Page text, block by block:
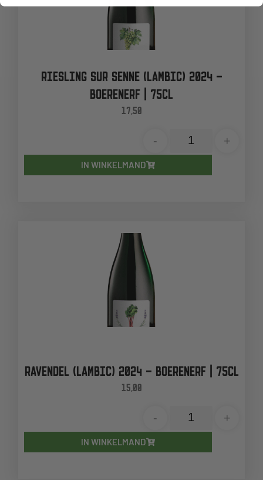
RIESLING SUR SENNE (LAMBIC) 2024 –
BOERENERF | 75CL
17,50
- +
IN WINKELMAND
RAVENDEL (LAMBIC) 2024 – BOERENERF | 75CL
15,00
- +
IN WINKELMAND